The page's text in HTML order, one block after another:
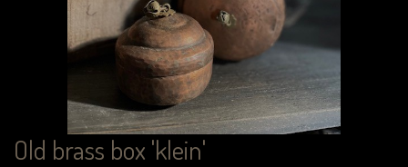
Old brass box 'klein'